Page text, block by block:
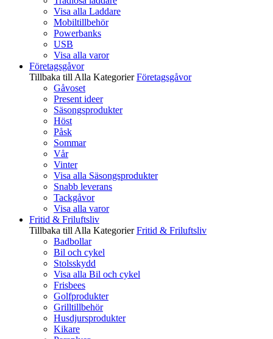
Visa alla Laddare
Mobiltillbehör
Powerbanks
USB
Visa alla varor
Företagsgåvor
Tillbaka till Alla Kategorier Företagsgåvor
Gåvoset
Present ideer
Säsongsprodukter
Höst
Påsk
Sommar
Vår
Vinter
Visa alla Säsongsprodukter
Snabb leverans
Tackgåvor
Visa alla varor
Fritid & Friluftsliv
Tillbaka till Alla Kategorier Fritid & Friluftsliv
Badbollar
Bil och cykel
Stolsskydd
Visa alla Bil och cykel
Frisbees
Golfprodukter
Grilltillbehör
Husdjursprodukter
Kikare